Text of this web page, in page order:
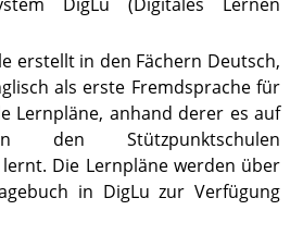
erstellt in den Fächern Deutsch,
als erste Fremdsprache für
Lernpläne, anhand derer es auf
Stützpunktschulen
Die Lernpläne werden über
in DigLu zur Verfügung